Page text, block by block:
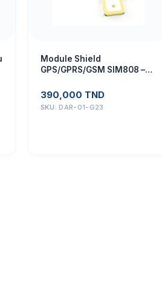
Module Shield
GPS/GPRS/GSM SIM808 –
390,000 TND
SKU: DAR-01-G23